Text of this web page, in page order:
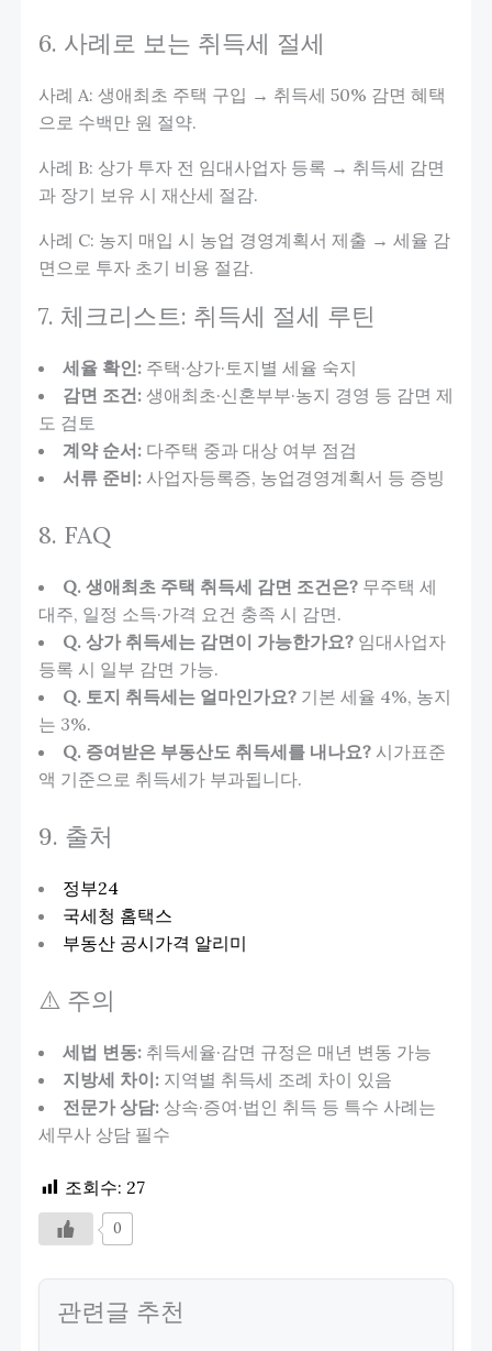
6. 사례로 보는 취득세 절세
사례 A: 생애최초 주택 구입 → 취득세 50% 감면 혜택
으로 수백만 원 절약.
사례 B: 상가 투자 전 임대사업자 등록 → 취득세 감면
과 장기 보유 시 재산세 절감.
사례 C: 농지 매입 시 농업 경영계획서 제출 → 세율 감
면으로 투자 초기 비용 절감.
7. 체크리스트: 취득세 절세 루틴
세율 확인:주택·상가·토지별 세율 숙지
감면 조건:생애최초·신혼부부·농지 경영 등 감면 제
도 검토
계약 순서:다주택 중과 대상 여부 점검
서류 준비:사업자등록증, 농업경영계획서 등 증빙
8. FAQ
Q. 생애최초 주택 취득세 감면 조건은?무주택 세
대주, 일정 소득·가격 요건 충족 시 감면.
Q. 상가 취득세는 감면이 가능한가요?임대사업자
등록 시 일부 감면 가능.
Q. 토지 취득세는 얼마인가요?기본 세율 4%, 농지
는 3%.
Q. 증여받은 부동산도 취득세를 내나요?시가표준
액 기준으로 취득세가 부과됩니다.
9. 출처
정부24
국세청 홈택스
부동산 공시가격 알리미
⚠️ 주의
세법 변동:취득세율·감면 규정은 매년 변동 가능
지방세 차이:지역별 취득세 조례 차이 있음
전문가 상담:상속·증여·법인 취득 등 특수 사례는
세무사 상담 필수
조회수: 27
0
관련글 추천